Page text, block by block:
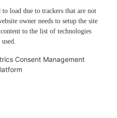
load due to trackers that are not
owner needs to setup the site
to the list of technologies
used.
Consent Management